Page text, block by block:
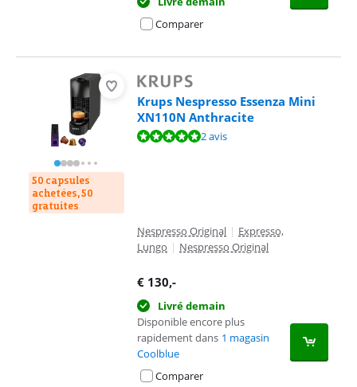
Comparer
50 capsules
achetées, 50
gratuites
Krups Nespresso Essenza Mini
XN110N Anthracite
La note est de 9,8 sur 10, basée sur 2 avis.2 avis
Nespresso Original | Expresso,
Lungo | Nespresso Original
€ 130,-
Livré demain
Disponible encore plus
rapidement dans 1 magasin
Coolblue
Comparer